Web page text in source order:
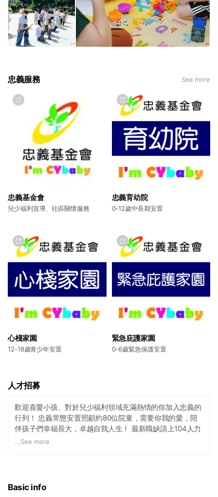
2009年
榮獲台北市政府社會局兒少收出養服務評鑑優等。
2008年
財團法人社會福利慈善事業基金會評鑑，忠義基金會榮獲優
本會辦理綠洲家園榮獲台北市政府第六屆市政品質—「合作
夥伴獎」。
2006年
接受內政部兒童局全國兒少安置機構評鑑，忠義育幼院榮獲
優等、綠洲家園榮獲甲等。
2005年
接受台北市政府社會局評鑑，育幼院榮獲優等。
接受台北市政府社會局評鑑，育幼院榮獲優等。
2003年
接受台北市政府社會局評鑑，育幼院榮獲優等。
2002年
接受內政部兒童局全國育幼機構評鑑，育幼院榮獲優等。
忠義服務 See more
忠義基金會
兒少福利宣導、社區關懷服務
忠義育幼院
0-12歲中長期安置
心棧家園
12-18歲青少年安置
緊急庇護家園
0-6歲緊急保護安置
人才招募
歡迎喜愛小孩、對於兒少福利領域充滿熱情的你加入忠義的
行列！ 忠義常態安置照顧約80位院童，需要你我的愛，陪
伴孩子們幸福長大，卓越自我人生！ 最新職缺請上104人力
銀行查詢↓↓↓
...See more
Basic info